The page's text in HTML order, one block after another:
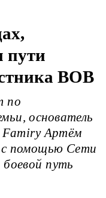
пути
ВОВ
по
основатель
Famiry Артём
с помощью Сети
путь